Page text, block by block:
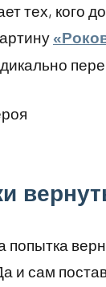
тех, кого
попытка
и сам